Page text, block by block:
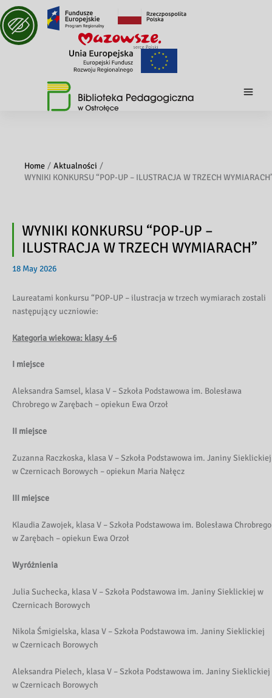
Home
Aktualności
WYNIKI KONKURSU “POP-UP – ILUSTRACJA W TRZECH
WYNIKI KONKURSU “POP-UP –
ILUSTRACJA W TRZECH WYMIARACH”
18 May 2026
Laureatami konkursu “POP-UP – ilustracja w trzech wymiarach zostali
następujący uczniowie:
Kategoria wiekowa: klasy 4-6
I miejsce
Aleksandra Samsel, klasa V – Szkoła Podstawowa im. Bolesława
Chrobrego w Zarębach – opiekun Ewa Orzoł
II miejsce
Zuzanna Raczkoska, klasa V – Szkoła Podstawowa im. Janiny Sieklickiej
w Czernicach Borowych – opiekun Maria Nałęcz
III miejsce
Klaudia Zawojek, klasa V – Szkoła Podstawowa im. Bolesława Chrobrego
w Zarębach – opiekun Ewa Orzoł
Wyróżnienia
Julia Suchecka, klasa V – Szkoła Podstawowa im. Janiny Sieklickiej w
Czernicach Borowych
Nikola Śmigielska, klasa V – Szkoła Podstawowa im. Janiny Sieklickiej
w Czernicach Borowych
Aleksandra Pielech, klasa V – Szkoła Podstawowa im. Janiny Sieklickiej
w Czernicach Borowych